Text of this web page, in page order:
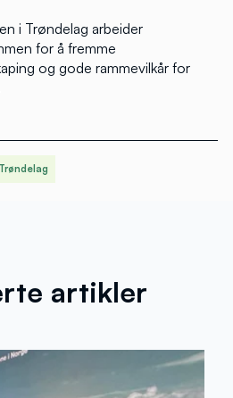
i Trøndelag arbeider
for å fremme
og gode rammevilkår for
artikler